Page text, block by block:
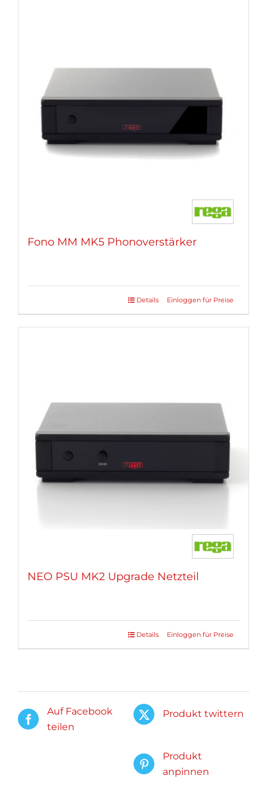
Fono MM MK5 Phonoverstärker
Einloggen für Preise
Details
NEO PSU MK2 Upgrade Netzteil
Einloggen für Preise
Details
Auf Facebook
teilen
Produkt twittern
Produkt
anpinnen